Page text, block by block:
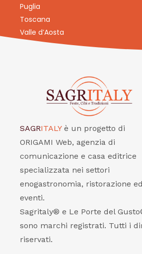
Puglia
Toscana
Valle d’Aosta
SAGRITALY è un progetto di
ORIGAMI Web, agenzia di
comunicazione e casa editrice
specializzata nei settori
enogastronomia, ristorazione ed
eventi.
Sagritaly® e Le Porte del
sono marchi registrati. Tutti i
riservati.